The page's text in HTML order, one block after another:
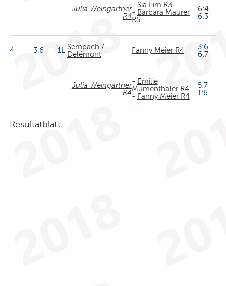
Julia Weingartner
R4
- Sia Lim R3
- Barbara Maurer
R5
6:4
6:3
4 3.6 1LSempach /
Delémont
Fanny Meier R4
3:6
6:7
Julia Weingartner
R4
- Emilie
Mumenthaler R4
- Fanny Meier R4
5:7
1:6
Resultatblatt